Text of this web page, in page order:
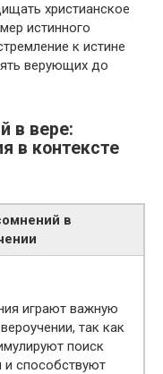
христианское
истинного
к истине
верующих до
в вере:
в контексте
в
играют важную
так как
поиск
и способствуют